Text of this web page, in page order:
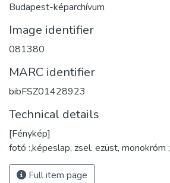
Budapest-képarchívum
Image identifier
081380
MARC identifier
bibFSZ01428923
Technical details
[Fénykép]
fotó :,képeslap, zsel. ezüst, monokróm ;
Full item page